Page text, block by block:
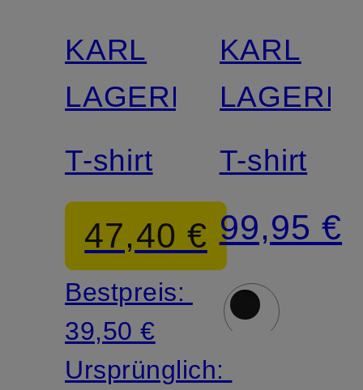
KARL
LAGERFELD
T-shirt
47,40 €
Bestpreis:
39,50 €
Ursprünglich:
KARL
T-shirt
99,95 €